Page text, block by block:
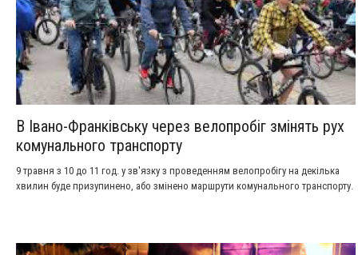
В Івано-Франківську через велопробіг змінять рух
комунального транспорту
9 травня з 10 до 11 год. у зв'язку з проведенням велопробігу на декілька
хвилин буде призупинено, або змінено маршрути комунального транспорту.